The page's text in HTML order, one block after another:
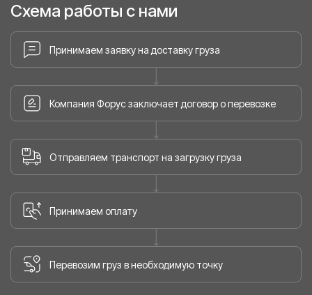
Схема работы с нами
Принимаем заявку на доставку груза
Компания Форус заключает договор о перевозке
Отправляем транспорт на загрузку груза
Принимаем оплату
Перевозим груз в необходимую точку